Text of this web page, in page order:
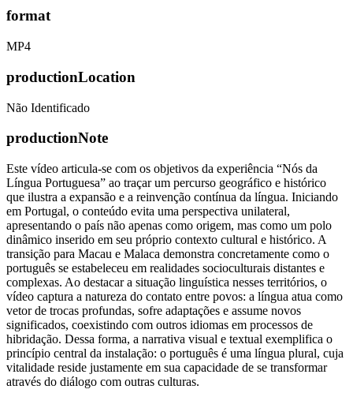
format
MP4
productionLocation
Não Identificado
productionNote
Este vídeo articula-se com os objetivos da experiência “Nós da
Língua Portuguesa” ao traçar um percurso geográfico e histórico
que ilustra a expansão e a reinvenção contínua da língua. Iniciando
em Portugal, o conteúdo evita uma perspectiva unilateral,
apresentando o país não apenas como origem, mas como um polo
dinâmico inserido em seu próprio contexto cultural e histórico. A
transição para Macau e Malaca demonstra concretamente como o
português se estabeleceu em realidades socioculturais distantes e
complexas. Ao destacar a situação linguística nesses territórios, o
vídeo captura a natureza do contato entre povos: a língua atua como
vetor de trocas profundas, sofre adaptações e assume novos
significados, coexistindo com outros idiomas em processos de
hibridação. Dessa forma, a narrativa visual e textual exemplifica o
princípio central da instalação: o português é uma língua plural, cuja
vitalidade reside justamente em sua capacidade de se transformar
através do diálogo com outras culturas.